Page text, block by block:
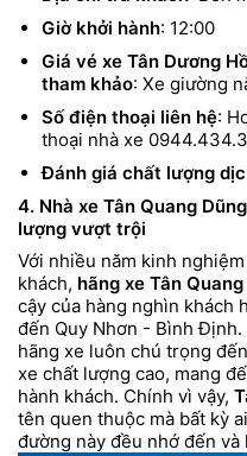
Giờ khởi hành: 12:00
Giá vé xe Tân Dương
tham khảo: Xe giường
Số điện thoại liên hệ:
thoại nhà xe
Đánh giá chất lượng
4. Nhà xe Tân Quang
lượng vượt trội
Với nhiều năm kinh
khách, hãng xe Tân
cậy của hàng nghìn khách
đến Quy Nhơn - Bình
hãng xe luôn chú trọng
xe chất lượng cao, mang
hành khách. Chính vì vậy,
tên quen thuộc mà bất kỳ
đường này đều nhớ đến và